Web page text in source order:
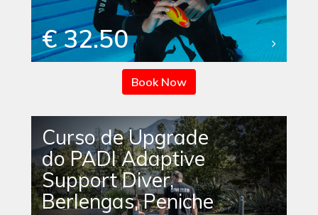
€ 32.50
Book Now
Curso de Upgrade
do PADI Adaptive
Support Diver,
Berlengas, Peniche